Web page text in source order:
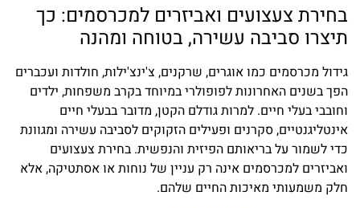
בחירת צעצועים ואביזרים למכרסמים: כך
תיצרו סביבה עשירה, בטוחה ומהנה
גידול מכרסמים כמו אוגרים, שרקנים, צ'ינצ'ילות, חולדות ועכברים
הפך בשנים האחרונות לפופולרי במיוחד בקרב משפחות, ילדים
וחובבי בעלי חיים. למרות גודלם הקטן, מדובר בבעלי חיים
אינטליגנטיים, סקרנים ופעילים הזקוקים לסביבה עשירה ומגוונת
כדי לשמור על בריאותם הפיזית והנפשית. בחירת צעצועים
ואביזרים למכרסמים אינה רק עניין של נוחות או אסתטיקה, אלא
חלק משמעותי מאיכות החיים שלהם.